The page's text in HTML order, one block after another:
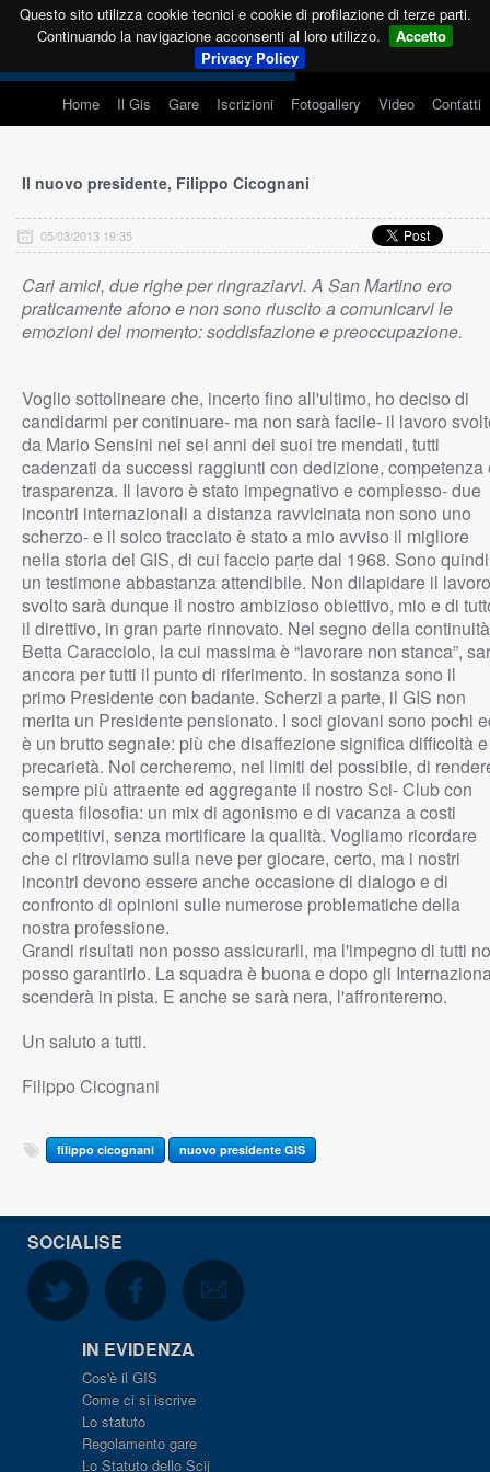
Questo sito utilizza cookie tecnici e cookie di profilazione di terze parti.
Continuando la navigazione acconsenti al loro utilizzo.
Accetto
Privacy Policy
Home Il Gis Gare Iscrizioni Fotogallery Video Contatti
Il nuovo presidente, Filippo Cicognani
05/03/2013 19:35
Cari amici, due righe per ringraziarvi. A San Martino ero
praticamente afono e non sono riuscito a comunicarvi le
emozioni del momento: soddisfazione e preoccupazione.
Voglio sottolineare che, incerto fino all'ultimo, ho deciso di
candidarmi per continuare- ma non sarà facile- il lavoro
da Mario Sensini nei sei anni dei suoi tre mendati, tutti
cadenzati da successi raggiunti con dedizione, competenza
trasparenza. Il lavoro è stato impegnativo e complesso- due
incontri internazionali a distanza ravvicinata non sono uno
scherzo- e il solco tracciato è stato a mio avviso il migliore
nella storia del GIS, di cui faccio parte dal 1968. Sono quindi
un testimone abbastanza attendibile. Non dilapidare il lavoro
svolto sarà dunque il nostro ambizioso obiettivo, mio e di
il direttivo, in gran parte rinnovato. Nel segno della continuità
Betta Caracciolo, la cui massima è “lavorare non stanca”,
ancora per tutti il punto di riferimento. In sostanza sono il
primo Presidente con badante. Scherzi a parte, il GIS non
merita un Presidente pensionato. I soci giovani sono pochi
è un brutto segnale: più che disaffezione significa difficoltà e
precarietà. Noi cercheremo, nei limiti del possibile, di
sempre più attraente ed aggregante il nostro Sci- Club con
questa filosofia: un mix di agonismo e di vacanza a costi
competitivi, senza mortificare la qualità. Vogliamo ricordare
che ci ritroviamo sulla neve per giocare, certo, ma i nostri
incontri devono essere anche occasione di dialogo e di
confronto di opinioni sulle numerose problematiche della
nostra professione.
Grandi risultati non posso assicurarli, ma l'impegno di tutti
posso garantirlo. La squadra è buona e dopo gli
scenderà in pista. E anche se sarà nera, l'affronteremo.
Un saluto a tutti.
Filippo Cicognani
filippo cicognani nuovo presidente GIS
SOCIALISE
IN EVIDENZA
Cos'è il GIS
Come ci si iscrive
Lo statuto
Regolamento gare
Lo Statuto dello Scij